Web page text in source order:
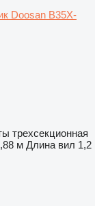
Doosan B35X-
трехсекционная
м Длина вил 1,2